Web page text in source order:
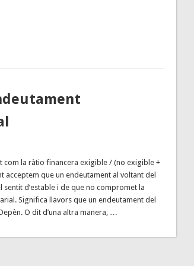
com la ràtio financera exigible / (no exigible +
acceptem que un endeutament al voltant del
sentit d’estable i de que no compromet la
Significa llavors que un endeutament del
O dit d’una altra manera, …